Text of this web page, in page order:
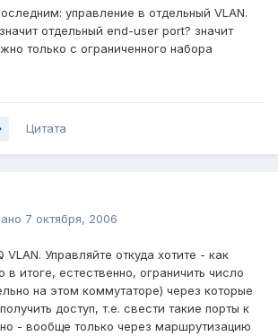
управление в отдельный VLAN.
отдельный end-user port? значит
только с ограниченного набора
Цитата
7 октября, 2006
VLAN. Управляйте откуда хотите - как
в итоге, естественно, ограничить число
на этом коммутаторе) через которые
доступ, т.е. свести такие порты к
- вообще только через маршрутизацию